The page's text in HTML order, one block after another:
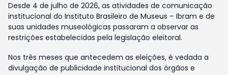
Desde 4 de julho de 2026, as atividades de comunicação
institucional do Instituto Brasileiro de Museus – Ibram e de
suas unidades museológicas passaram a observar as
restrições estabelecidas pela legislação eleitoral.
Nos três meses que antecedem as eleições, é vedada a
divulgação de publicidade institucional dos órgãos e